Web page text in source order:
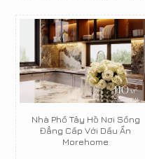
Nhà Phố Tây Hồ Nơi Sống
Đẳng Cấp Với Dấu Ấn
Morehome